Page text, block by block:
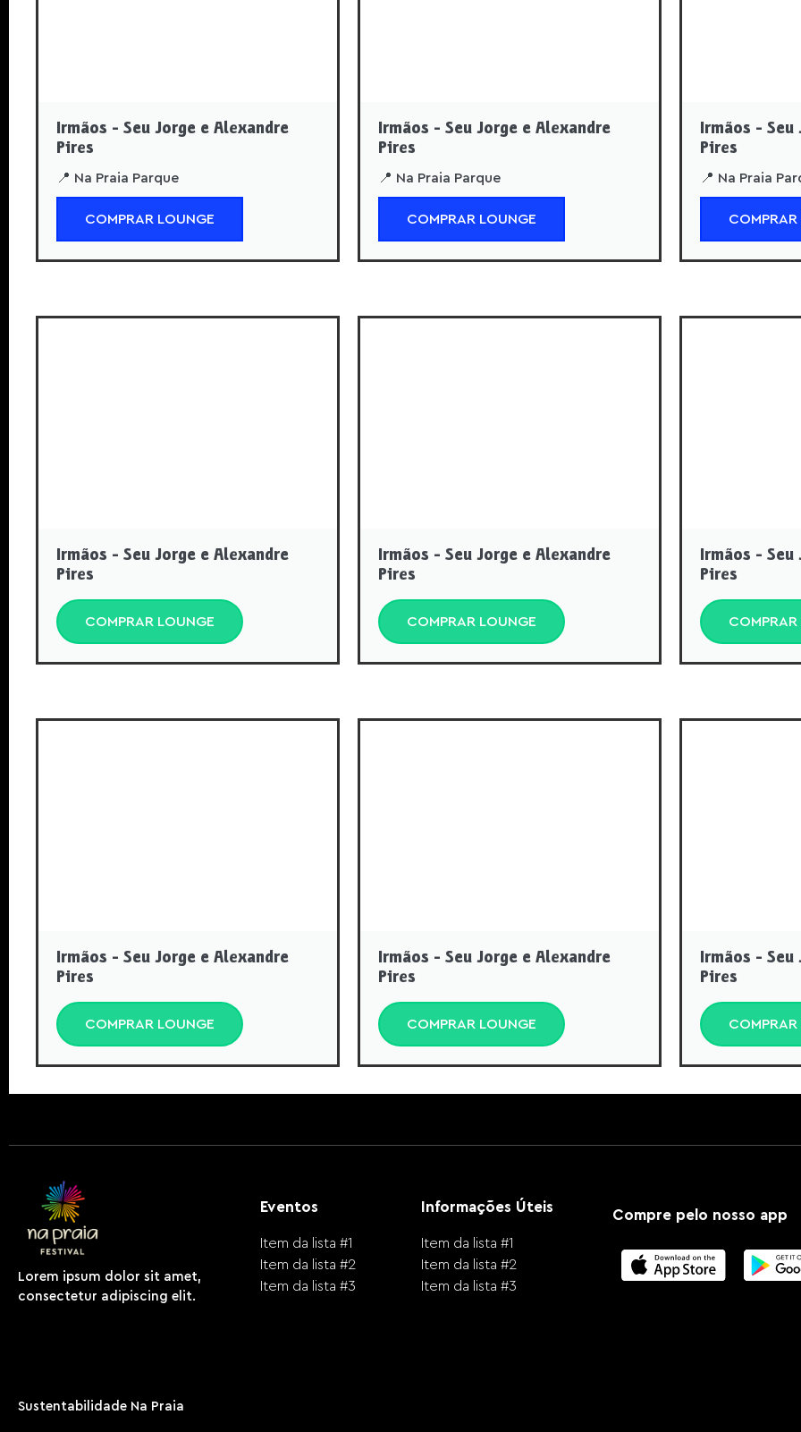
Irmãos - Seu Jorge e Alexandre
Pires
📍 Na Praia Parque
COMPRAR LOUNGE
Irmãos - Seu Jorge e Alexandre
Pires
📍 Na Praia Parque
COMPRAR LOUNGE
Irmãos -
Pires
📍 Na Praia
Irmãos - Seu Jorge e Alexandre
Pires
COMPRAR LOUNGE
Irmãos - Seu Jorge e Alexandre
Pires
COMPRAR LOUNGE
Irmãos -
Pires
Irmãos - Seu Jorge e Alexandre
Pires
COMPRAR LOUNGE
Irmãos - Seu Jorge e Alexandre
Pires
COMPRAR LOUNGE
Irmãos -
Pires
Lorem ipsum dolor sit amet,
consectetur adipiscing elit.
Eventos
Item da lista #1
Item da lista #2
Item da lista #3
Informações Úteis
Item da lista #1
Item da lista #2
Item da lista #3
Compre pelo nosso app
Sustentabilidade Na Praia